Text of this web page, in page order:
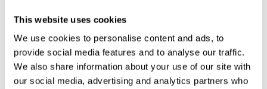
This website uses cookies
We use cookies to personalise content and ads, to
provide social media features and to analyse our traffic.
We also share information about your use of our site with
our social media, advertising and analytics partners who
documents sont disponibles gratuitement auprès de
Oui, j’ai lu, compris et accepté les informations
concernant la restriction de vente ainsi que les conditions
d’utilisation et les avis juridiques.